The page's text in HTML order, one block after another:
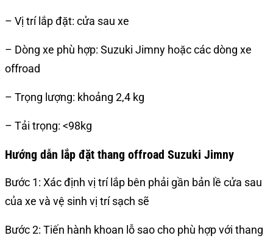
– Vị trí lắp đặt: cửa sau xe
– Dòng xe phù hợp: Suzuki Jimny hoặc các dòng xe
offroad
– Trọng lượng: khoảng 2,4 kg
– Tải trọng: <98kg
Hướng dẫn lắp đặt thang offroad Suzuki Jimny
Bước 1: Xác định vị trí lắp bên phải gần bản lề cửa sau
của xe và vệ sinh vị trí sạch sẽ
Bước 2: Tiến hành khoan lỗ sao cho phù hợp với thang